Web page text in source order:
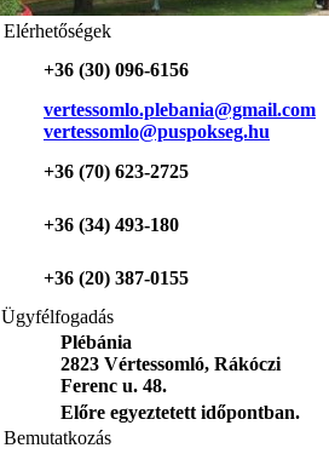
Elérhetőségek
+36 (30) 096-6156
vertessomlo.plebania@gmail.com
vertessomlo@puspokseg.hu
+36 (70) 623-2725
+36 (34) 493-180
+36 (20) 387-0155
Ügyfélfogadás
Plébánia
2823 Vértessomló, Rákóczi
Ferenc u. 48.
Előre egyeztetett időpontban.
Bemutatkozás